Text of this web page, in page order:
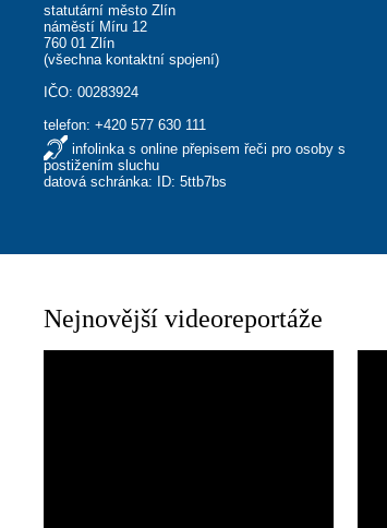
statutární město Zlín
náměstí Míru 12
760 01 Zlín
(všechna kontaktní spojení)
IČO: 00283924
telefon:+420 577 630 111
infolinka s online přepisem řeči pro osoby s
postižením sluchu
datová schránka: ID: 5ttb7bs
Nejnovější videoreportáže